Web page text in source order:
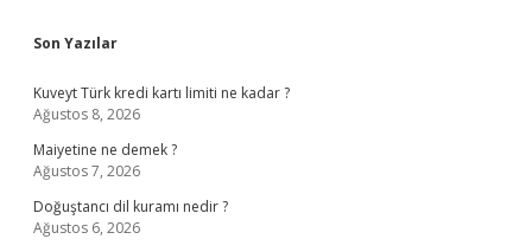
Sidebar
Son Yazılar
Kuveyt Türk kredi kartı limiti ne kadar ?
Ağustos 8, 2026
Maiyetine ne demek ?
Ağustos 7, 2026
Doğuştancı dil kuramı nedir ?
Ağustos 6, 2026